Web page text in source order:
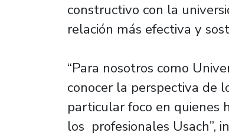
constructivo con la
relación más efectiva y
“Para nosotros como
conocer la perspectiva de
particular foco en quienes
los profesionales Usach”,